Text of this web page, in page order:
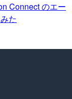
Connect のエー
た